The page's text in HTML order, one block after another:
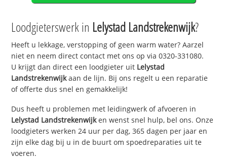
Loodgieterswerk in Lelystad Landstrekenwijk?
Heeft u lekkage, verstopping of geen warm water? Aarzel
niet en neem direct contact met ons op via 0320-331080.
U krijgt dan direct een loodgieter uit Lelystad
Landstrekenwijkaan de lijn. Bij ons regelt u een reparatie
of offerte dus snel en gemakkelijk!
Dus heeft u problemen met leidingwerk of afvoeren in
Lelystad Landstrekenwijken wenst snel hulp, bel ons. Onze
loodgieters werken 24 uur per dag, 365 dagen per jaar en
zijn elke dag bij u in de buurt om spoedreparaties uit te
voeren.